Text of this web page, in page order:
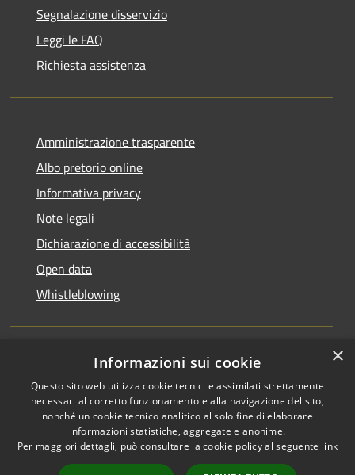
Segnalazione disservizio
Leggi le FAQ
Richiesta assistenza
Amministrazione trasparente
Albo pretorio online
Informativa privacy
Note legali
Dichiarazione di accessibilità
Open data
Whistleblowing
Accessibilità
Privacy
Mappa del sito
Area Riservata
Pieve Emanuele • Powered by
Municipium•Accesso
redazione
×
Informazioni sui cookie
Questo sito web utilizza cookie tecnici e assimilati strettamente
necessari al corretto funzionamento e alla navigazione del sito,
nonché un cookie tecnico analitico al solo fine di elaborare
informazioni statistiche, aggregate e anonime.
Per maggiori dettagli, può consultare la cookie policy al seguente link